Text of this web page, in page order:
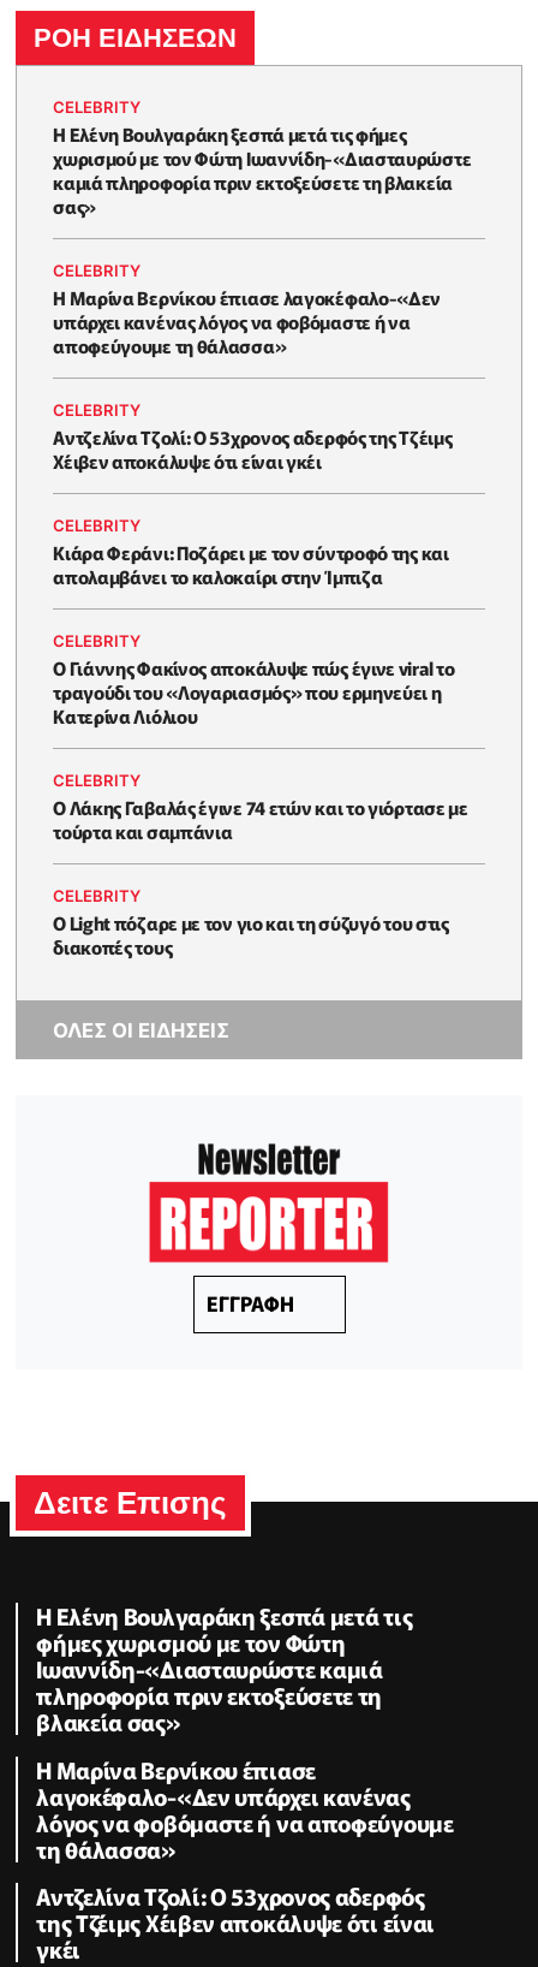
ΡΟΗ ΕΙΔΗΣΕΩΝ
CELEBRITY
Η Ελένη Βουλγαράκη ξεσπά μετά τις φήμες
χωρισμού με τον Φώτη Ιωαννίδη-«Διασταυρώστε
καμιά πληροφορία πριν εκτοξεύσετε τη βλακεία
σας»
CELEBRITY
Η Μαρίνα Βερνίκου έπιασε λαγοκέφαλο-«Δεν
υπάρχει κανένας λόγος να φοβόμαστε ή να
αποφεύγουμε τη θάλασσα»
CELEBRITY
Αντζελίνα Τζολί: Ο 53χρονος αδερφός της Τζέιμς
Χέιβεν αποκάλυψε ότι είναι γκέι
CELEBRITY
Κιάρα Φεράνι: Ποζάρει με τον σύντροφό της και
απολαμβάνει το καλοκαίρι στην Ίμπιζα
CELEBRITY
Ο Γιάννης Φακίνος αποκάλυψε πώς έγινε viral το
τραγούδι του «Λογαριασμός» που ερμηνεύει η
Κατερίνα Λιόλιου
CELEBRITY
Ο Λάκης Γαβαλάς έγινε 74 ετών και το γιόρτασε με
τούρτα και σαμπάνια
CELEBRITY
Ο Light πόζαρε με τον γιο και τη σύζυγό του στις
διακοπές τους
ΟΛΕΣ ΟΙ ΕΙΔΗΣΕΙΣ
ΕΓΓΡΑΦΗ
Δειτε Επισης
Η Ελένη Βουλγαράκη ξεσπά μετά τις
φήμες χωρισμού με τον Φώτη
Ιωαννίδη-«Διασταυρώστε καμιά
πληροφορία πριν εκτοξεύσετε τη
βλακεία σας»
Η Μαρίνα Βερνίκου έπιασε
λαγοκέφαλο-«Δεν υπάρχει κανένας
λόγος να φοβόμαστε ή να αποφεύγουμε
τη θάλασσα»
Αντζελίνα Τζολί: Ο 53χρονος αδερφός
της Τζέιμς Χέιβεν αποκάλυψε ότι είναι
γκέι